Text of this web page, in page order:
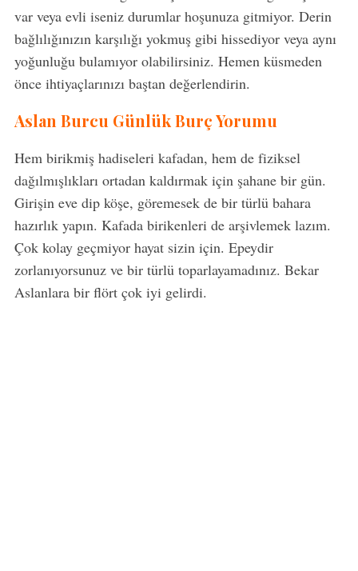
var veya evli iseniz durumlar hoşunuza gitmiyor. Derin
bağlılığınızın karşılığı yokmuş gibi hissediyor veya aynı
yoğunluğu bulamıyor olabilirsiniz. Hemen küsmeden
önce ihtiyaçlarınızı baştan değerlendirin.
Aslan Burcu Günlük Burç Yorumu
Hem birikmiş hadiseleri kafadan, hem de fiziksel
dağılmışlıkları ortadan kaldırmak için şahane bir gün.
Girişin eve dip köşe, göremesek de bir türlü bahara
hazırlık yapın. Kafada birikenleri de arşivlemek lazım.
Çok kolay geçmiyor hayat sizin için. Epeydir
zorlanıyorsunuz ve bir türlü toparlayamadınız. Bekar
Aslanlara bir flört çok iyi gelirdi.